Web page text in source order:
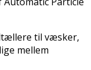
til væsker,
mellem